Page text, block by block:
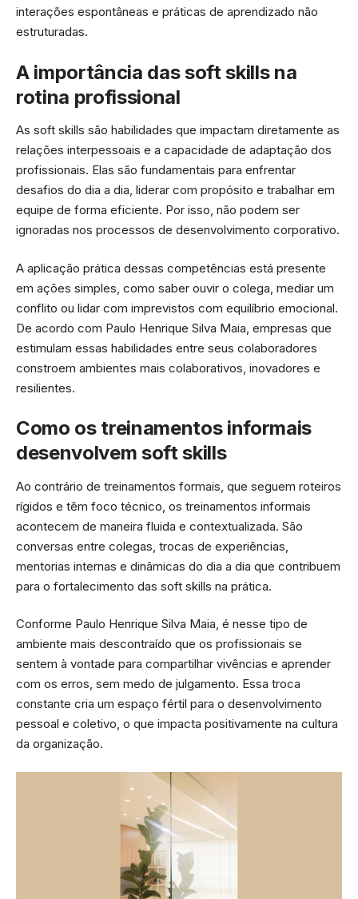
interações espontâneas e práticas de aprendizado não
estruturadas.
A importância das soft skills na
rotina profissional
As soft skills são habilidades que impactam diretamente as
relações interpessoais e a capacidade de adaptação dos
profissionais. Elas são fundamentais para enfrentar
desafios do dia a dia, liderar com propósito e trabalhar em
equipe de forma eficiente. Por isso, não podem ser
ignoradas nos processos de desenvolvimento corporativo.
A aplicação prática dessas competências está presente
em ações simples, como saber ouvir o colega, mediar um
conflito ou lidar com imprevistos com equilíbrio emocional.
De acordo com Paulo Henrique Silva Maia, empresas que
estimulam essas habilidades entre seus colaboradores
constroem ambientes mais colaborativos, inovadores e
resilientes.
Como os treinamentos informais
desenvolvem soft skills
Ao contrário de treinamentos formais, que seguem roteiros
rígidos e têm foco técnico, os treinamentos informais
acontecem de maneira fluida e contextualizada. São
conversas entre colegas, trocas de experiências,
mentorias internas e dinâmicas do dia a dia que contribuem
para o fortalecimento das soft skills na prática.
Conforme Paulo Henrique Silva Maia, é nesse tipo de
ambiente mais descontraído que os profissionais se
sentem à vontade para compartilhar vivências e aprender
com os erros, sem medo de julgamento. Essa troca
constante cria um espaço fértil para o desenvolvimento
pessoal e coletivo, o que impacta positivamente na cultura
da organização.